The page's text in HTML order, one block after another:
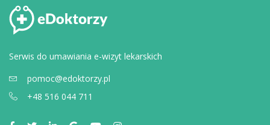
Serwis do umawiania e-wizyt lekarskich
pomoc@edoktorzy.pl
+48 516 044 711